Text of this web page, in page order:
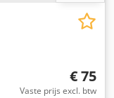
€ 75
Vaste prijs excl. btw